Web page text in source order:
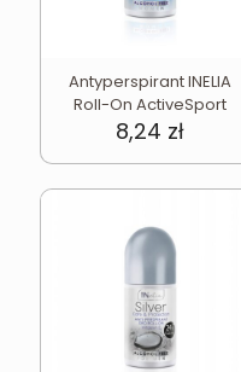
Antyperspirant INELIA
Roll-On ActiveSport
8,24 zł